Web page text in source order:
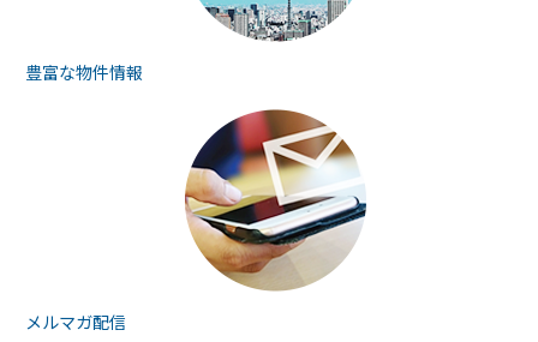
豊富な物件情報
メルマガ配信